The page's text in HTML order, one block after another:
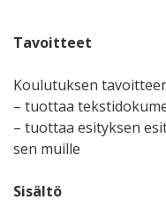
Tavoitteet
Koulutuksen
– tuottaa
– tuottaa esityksen
sen muille
Sisältö